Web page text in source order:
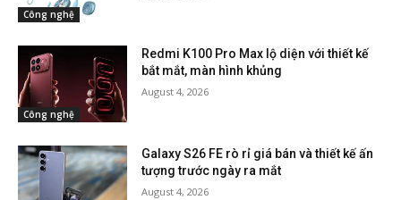
Công nghệ
Công nghệ
Redmi K100 Pro Max lộ diện với thiết kế
bắt mắt, màn hình khủng
August 4, 2026
Galaxy S26 FE rò rỉ giá bán và thiết kế ấn
tượng trước ngày ra mắt
August 4, 2026